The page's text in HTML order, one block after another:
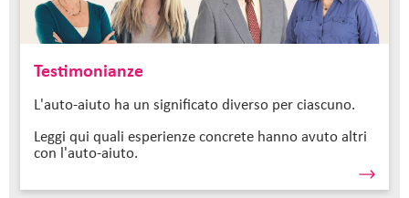
Testimonianze
L'auto-aiuto ha un significato diverso per ciascuno.
Leggi qui quali esperienze concrete hanno avuto altri
con l'auto-aiuto.